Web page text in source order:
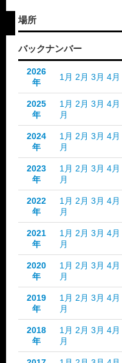
場所
バックナンバー
2026
年
1月 2月 3月 4月
2025
年
1月 2月 3月 4月
月
2024
年
1月 2月 3月 4月
月
2023
年
1月 2月 3月 4月
月
2022
年
1月 2月 3月 4月
月
2021
年
1月 2月 3月 4月
月
2020
年
1月 2月 3月 4月
月
2019
年
1月 2月 3月 4月
月
2018
年
1月 2月 3月 4月
月